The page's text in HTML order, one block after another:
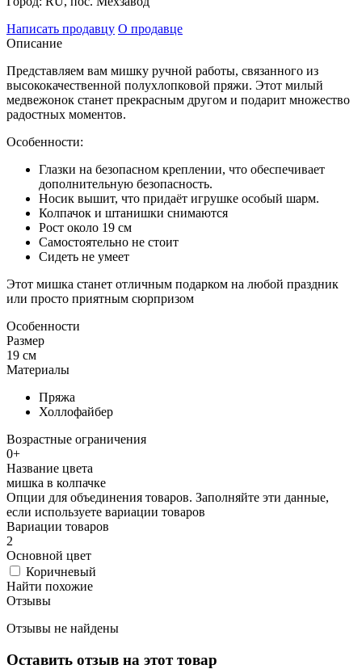
Написать продавцу О продавце
Описание
Представляем вам мишку ручной работы, связанного из
высококачественной полухлопковой пряжи. Этот милый
медвежонок станет прекрасным другом и подарит множество
радостных моментов.
Особенности:
Глазки на безопасном креплении, что обеспечивает
дополнительную безопасность.
Носик вышит, что придаёт игрушке особый шарм.
Колпачок и штанишки снимаются
Рост около 19 см
Самостоятельно не стоит
Сидеть не умеет
Этот мишка станет отличным подарком на любой праздник
или просто приятным сюрпризом
Особенности
Размер
19 см
Материалы
Пряжа
Холлофайбер
Возрастные ограничения
0+
Название цвета
мишка в колпачке
Опции для объединения товаров. Заполняйте эти данные,
если используете вариации товаров
Вариации товаров
2
Основной цвет
Коричневый
Найти похожие
Отзывы
Отзывы не найдены
Оставить отзыв на этот товар